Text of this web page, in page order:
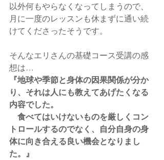
以外何もやらなくなってしまうので、
月に一度のレッスンも休まずに通い続
けてくださったそうです。
そんなエリさんの基礎コース受講の感
想は…
『地球や季節と身体の因果関係が分か
り、それは人にも教えてあげたくなる
内容でした。
食べてはいけないものを厳しくコン
トロールするのでなく、自分自身の身
体に向き合える良い機会となりまし
た。』